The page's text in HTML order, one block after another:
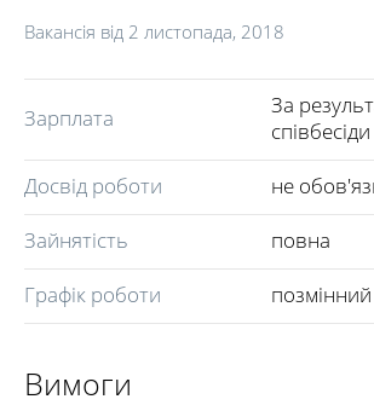
Вакансія від 2 листопада, 2018
Зарплата
За
співбесіди
Досвід роботи
не
Зайнятість
повна
Графік роботи
позмінний
Вимоги